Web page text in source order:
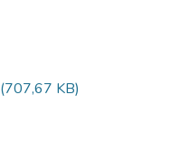
(707,67 KB)